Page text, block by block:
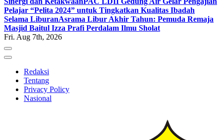
Pelajar “Pelita 2024” untuk Tingkatkan Kualitas Ibadah
Selama LiburanAsrama Libur Akhir Tahun: Pemuda Remaja
Masjid Baitul Izza Prafi Perdalam Ilmu Sholat
Fri. Aug 7th, 2026
Redaksi
Tentang
Privacy Policy
Nasional